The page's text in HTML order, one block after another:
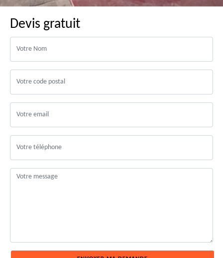
Devis gratuit